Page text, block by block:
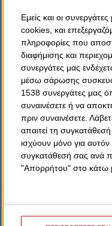
Εμείς και οι
cookies, και
πληροφορίες που
διαφήμισης και
συνεργάτες μας
μέσω σάρωσης
1538 συνεργάτες μας
συναινέσετε ή να
πριν συναινέσετε.
απαιτεί τη
ισχύουν μόνο για
συγκατάθεσή σας ανά
"Απορρήτου" στο κάτω